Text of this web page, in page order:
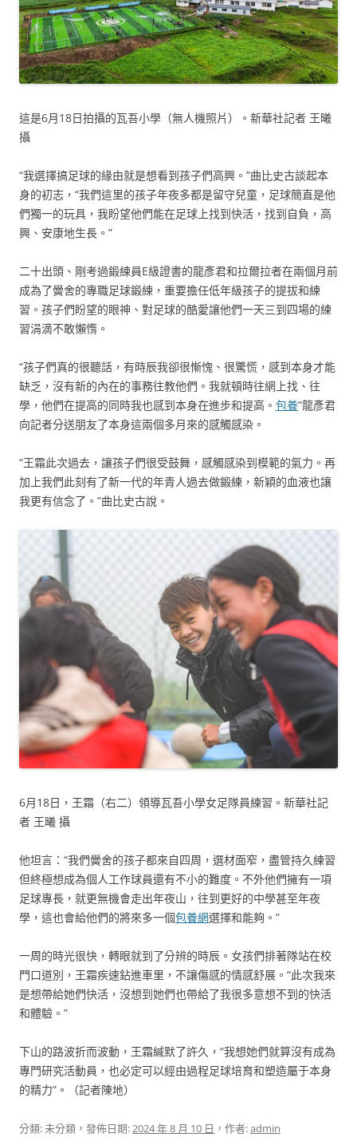
這是6月18日拍攝的瓦吾小學（無人機照片）。新華社記者 王曦
攝
“我選擇搞足球的緣由就是想看到孩子們高興。”曲比史古談起本
身的初志，“我們這里的孩子年夜多都是留守兒童，足球簡直是他
們獨一的玩具，我盼望他們能在足球上找到快活，找到自負，高
興、安康地生長。”
二十出頭、剛考過鍛練員E級證書的龍彥君和拉爾拉者在兩個月前
成為了黌舍的專職足球鍛練，重要擔任低年級孩子的提拔和練
習。孩子們盼望的眼神、對足球的酷愛讓他們一天三到四場的練
習涓滴不敢懶惰。
“孩子們真的很聽話，有時辰我卻很慚愧、很驚慌，感到本身才能
缺乏，沒有新的內在的事務往教他們。我就頓時往網上找、往
學，他們在提高的同時我也感到本身在進步和提高。 包養”龍彥君
向記者分送朋友了本身這兩個多月來的感觸感染。
“王霜此次過去，讓孩子們很受鼓舞，感觸感染到模範的氣力。再
加上我們此刻有了新一代的年青人過去做鍛練，新穎的血液也讓
我更有信念了。”曲比史古說。
6月18日，王霜（右二）領導瓦吾小學女足隊員練習。新華社記
者 王曦 攝
他坦言：“我們黌舍的孩子都來自四周，選材面窄，盡管持久練習
但終極想成為個人工作球員還有不小的難度。不外他們擁有一項
足球專長，就更無機會走出年夜山，往到更好的中學甚至年夜
學，這也會給他們的將來多一個包養網選擇和能夠。”
一周的時光很快，轉眼就到了分辨的時辰。女孩們排著隊站在校
門口道別，王霜疾速鉆進車里，不讓傷感的情感舒展。“此次我來
是想帶給她們快活，沒想到她們也帶給了我很多意想不到的快活
和體驗。”
下山的路波折而波動，王霜緘默了許久，“我想她們就算沒有成為
專門研究活動員，也必定可以經由過程足球培育和塑造屬于本身
的精力”。（記者陳地）
分類: 未分類，發佈日期:2024 年 8 月 10 日 ，作者:admin